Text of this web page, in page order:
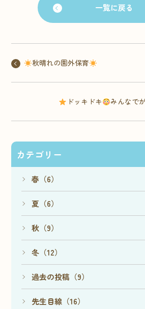
一覧に戻る
秋晴れの園外保育
ドッキドキ みんなで
カテゴリー
春（6）
夏（6）
秋（9）
冬（12）
過去の投稿（9）
先生目線（16）